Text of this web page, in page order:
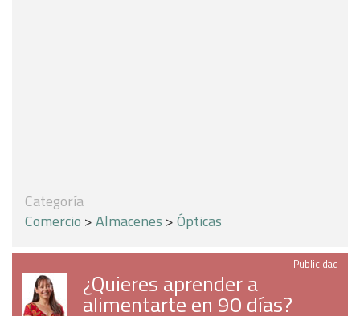
Categoría
Comercio >Almacenes >Ópticas
Publicidad
¿Quieres aprender a
alimentarte en 90 días?